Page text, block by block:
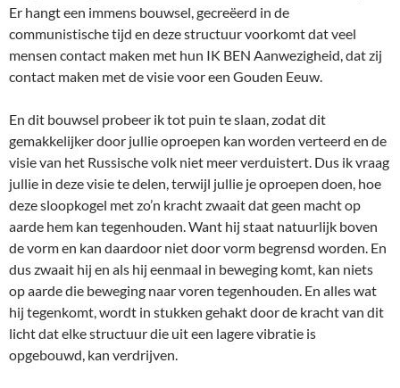
Er hangt een immens bouwsel, gecreëerd in de
communistische tijd en deze structuur voorkomt dat veel
mensen contact maken met hun IK BEN Aanwezigheid, dat zij
contact maken met de visie voor een Gouden Eeuw.
En dit bouwsel probeer ik tot puin te slaan, zodat dit
gemakkelijker door jullie oproepen kan worden verteerd en de
visie van het Russische volk niet meer verduistert. Dus ik vraag
jullie in deze visie te delen, terwijl jullie je oproepen doen, hoe
deze sloopkogel met zo’n kracht zwaait dat geen macht op
aarde hem kan tegenhouden. Want hij staat natuurlijk boven
de vorm en kan daardoor niet door vorm begrensd worden. En
dus zwaait hij en als hij eenmaal in beweging komt, kan niets
op aarde die beweging naar voren tegenhouden. En alles wat
hij tegenkomt, wordt in stukken gehakt door de kracht van dit
licht dat elke structuur die uit een lagere vibratie is
opgebouwd, kan verdrijven.